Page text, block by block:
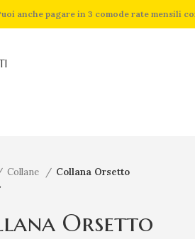
anche pagare in 3 comode rate mensili
Collane Collana Orsetto
Orsetto